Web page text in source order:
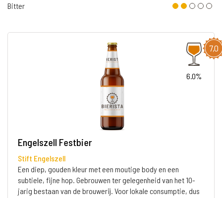
Bitter
7,0
6.0%
Engelszell Festbier
Stift Engelszell
Een diep, gouden kleur met een moutige body en een
subtiele, fijne hop. Gebrouwen ter gelegenheid van het 10-
jarig bestaan van de brouwerij. Voor lokale consumptie, dus